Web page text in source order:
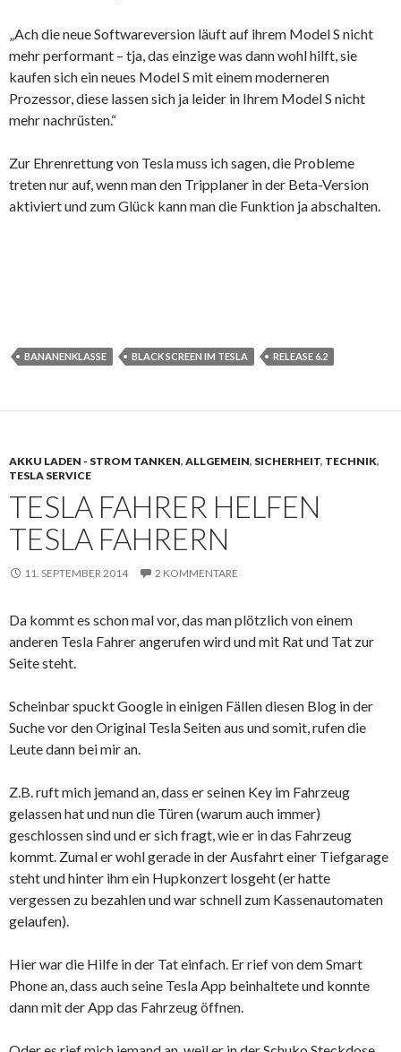
„Ach die neue Softwareversion läuft auf ihrem Model S nicht
mehr performant – tja, das einzige was dann wohl hilft, sie
kaufen sich ein neues Model S mit einem moderneren
Prozessor, diese lassen sich ja leider in Ihrem Model S nicht
mehr nachrüsten.“
Zur Ehrenrettung von Tesla muss ich sagen, die Probleme
treten nur auf, wenn man den Tripplaner in der Beta-Version
aktiviert und zum Glück kann man die Funktion ja abschalten.
BANANENKLASSE BLACK SCREEN IM TESLA RELEASE 6.2
AKKU LADEN - STROM TANKEN, ALLGEMEIN, SICHERHEIT, TECHNIK,
TESLA SERVICE
TESLA FAHRER HELFEN
TESLA FAHRERN
11. SEPTEMBER 2014 2 KOMMENTARE
Da kommt es schon mal vor, das man plötzlich von einem
anderen Tesla Fahrer angerufen wird und mit Rat und Tat zur
Seite steht.
Scheinbar spuckt Google in einigen Fällen diesen Blog in der
Suche vor den Original Tesla Seiten aus und somit, rufen die
Leute dann bei mir an.
Z.B. ruft mich jemand an, dass er seinen Key im Fahrzeug
gelassen hat und nun die Türen (warum auch immer)
geschlossen sind und er sich fragt, wie er in das Fahrzeug
kommt. Zumal er wohl gerade in der Ausfahrt einer Tiefgarage
steht und hinter ihm ein Hupkonzert losgeht (er hatte
vergessen zu bezahlen und war schnell zum Kassenautomaten
gelaufen).
Hier war die Hilfe in der Tat einfach. Er rief von dem Smart
Phone an, dass auch seine Tesla App beinhaltete und konnte
dann mit der App das Fahrzeug öffnen.